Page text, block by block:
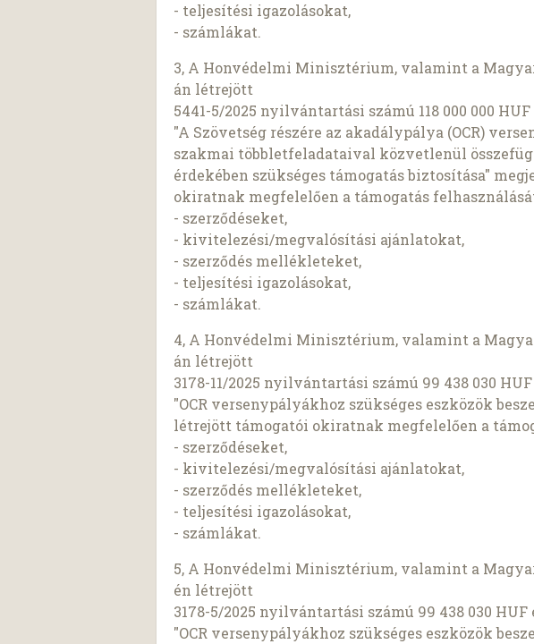
- teljesítési igazolásokat,
- számlákat.
3, A Honvédelmi Minisztérium, valamint a
án létrejött
5441-5/2025 nyilvántartási számú 118 000 000
"A Szövetség részére az akadálypálya (OCR)
szakmai többletfeladataival közvetlenül
érdekében szükséges támogatás biztosítása"
okiratnak megfelelően a támogatás
- szerződéseket,
- kivitelezési/megvalósítási ajánlatokat,
- szerződés mellékleteket,
- teljesítési igazolásokat,
- számlákat.
4, A Honvédelmi Minisztérium, valamint a
án létrejött
3178-11/2025 nyilvántartási számú 99 438 030
"OCR versenypályákhoz szükséges eszközök
létrejött támogatói okiratnak megfelelően a
- szerződéseket,
- kivitelezési/megvalósítási ajánlatokat,
- szerződés mellékleteket,
- teljesítési igazolásokat,
- számlákat.
5, A Honvédelmi Minisztérium, valamint a
én létrejött
3178-5/2025 nyilvántartási számú 99 438 030
"OCR versenypályákhoz szükséges eszközök